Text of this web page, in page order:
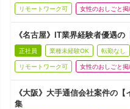
リモートワーク可 女性のおしごと掲
《名古屋》IT業界経験者優遇
正社員 業種未経験OK 転勤なし
リモートワーク可 女性のおしごと掲
《大阪》大手通信会社案件の
集